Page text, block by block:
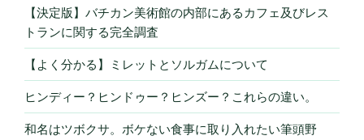
【決定版】バチカン美術館の内部にあるカフェ及びレス
トランに関する完全調査
【よく分かる】ミレットとソルガムについて
ヒンディー？ヒンドゥー？ヒンズー？これらの違い。
和名はツボクサ。ボケない食事に取り入れたい筆頭野